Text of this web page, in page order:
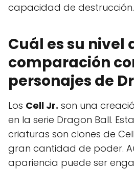
capacidad de destrucción.
Cuál es su nivel
comparación
personajes de
Los Cell Jr. son una
en la serie Dragon Ball.
criaturas son clones de
gran cantidad de poder.
apariencia puede ser